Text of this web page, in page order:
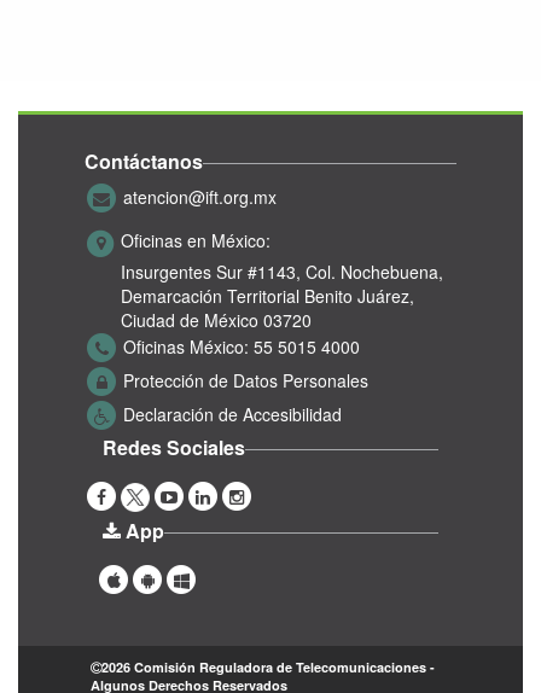
Contáctanos
atencion@ift.org.mx
Oficinas en México:
Insurgentes Sur #1143, Col. Nochebuena,
Demarcación Territorial Benito Juárez,
Ciudad de México 03720
Oficinas México: 55 5015 4000
Protección de Datos Personales
Declaración de Accesibilidad
Redes Sociales
App
2026 Comisión Reguladora de Telecomunicaciones -
Algunos Derechos Reservados